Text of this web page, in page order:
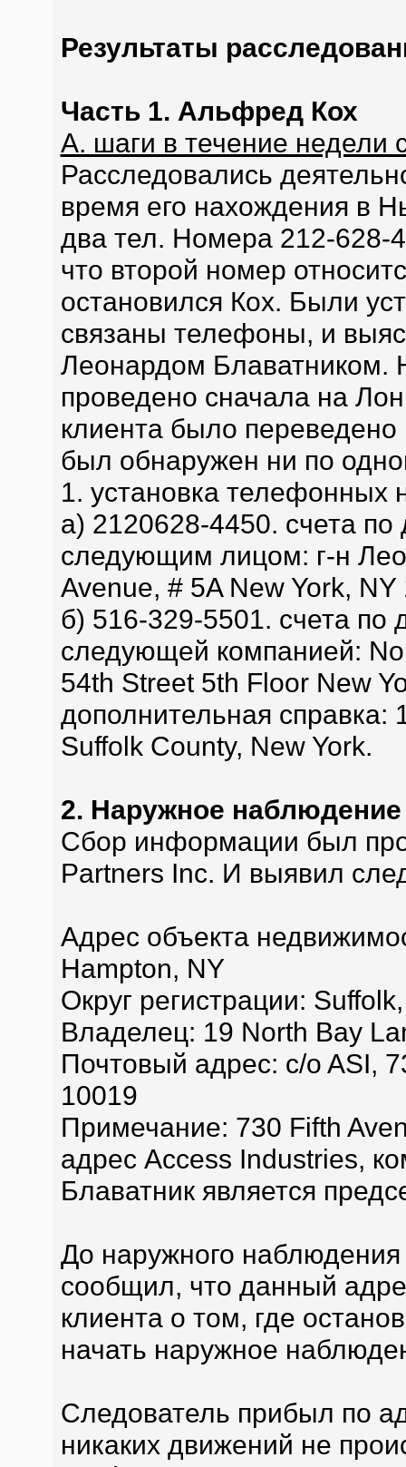
Результаты
Часть 1. Альфред Кох
А. шаги в течение недели
Расследовались
время его нахождения в
два тел. Номера 212-628-
что второй номер
остановился Кох. Были
связаны телефоны, и
Леонардом
проведено сначала на
клиента было
был обнаружен ни по
1. установка телефонных
а) 2120628-4450. счета
следующим лицом: г-н
Avenue, # 5A New York, NY
б) 516-329-5501. счета по
следующей компанией:
54th Street 5th Floor New
дополнительная справка:
Suffolk County, New York.
2. Наружное наблюдение
Сбор информации был
Partners Inc. И выявил
Адрес объекта
Hampton, NY
Округ регистрации:
Владелец: 19 North Bay
Почтовый адрес: c/o ASI,
10019
Примечание: 730 Fifth
адрес Access Industries,
Блаватник является
До наружного наблюдения
сообщил, что данный
клиента о том, где
начать наружное
Следователь прибыл по
никаких движений не